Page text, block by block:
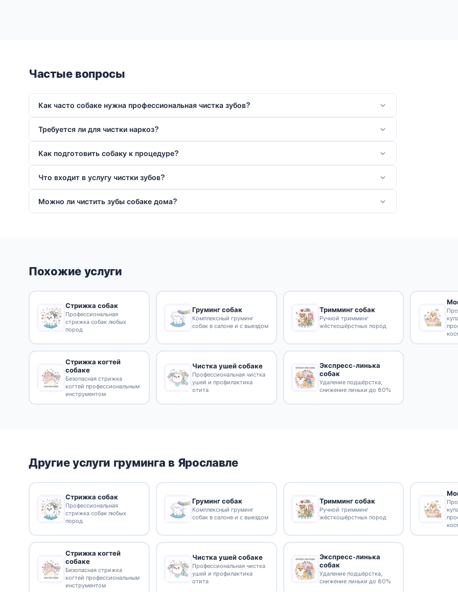
Частые вопросы
Как часто собаке нужна профессиональная чистка зубов?
Требуется ли для чистки наркоз?
Как подготовить собаку к процедуре?
Что входит в услугу чистки зубов?
Можно ли чистить зубы собаке дома?
Похожие услуги
Стрижка собак
Профессиональная
стрижка собак любых
пород
Груминг собак
Комплексный груминг
собак в салоне и с выездом
Тримминг собак
Ручной тримминг
жёсткошёрстных пород
Стрижка когтей
собаке
Безопасная стрижка
когтей профессиональным
инструментом
Чистка ушей собаке
Профессиональная чистка
ушей и профилактика
отита
Экспресс-линька
собак
Удаление подшёрстка,
снижение линьки до 80%
Другие услуги груминга в Ярославле
Стрижка собак
Профессиональная
стрижка собак любых
пород
Груминг собак
Комплексный груминг
собак в салоне и с выездом
Тримминг собак
Ручной тримминг
жёсткошёрстных пород
Стрижка когтей
собаке
Безопасная стрижка
когтей профессиональным
инструментом
Чистка ушей собаке
Профессиональная чистка
ушей и профилактика
отита
Экспресс-линька
собак
Удаление подшёрстка,
снижение линьки до 80%